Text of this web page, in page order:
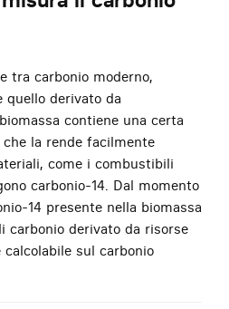
tra carbonio moderno,
quello derivato da
contiene una certa
la rende facilmente
come i combustibili
carbonio-14. Dal momento
14 presente nella biomassa
carbonio derivato da risorse
sul carbonio